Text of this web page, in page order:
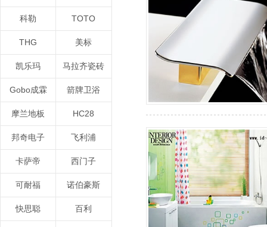
科勒 TOTO
THG 美标
凯乐玛 马拉齐瓷砖
Gobo成霖 箭牌卫浴
摩兰地板 HC28
邦奇电子 飞利浦
卡萨帝 西门子
可耐福 诺伯豪斯
快思聪 百利